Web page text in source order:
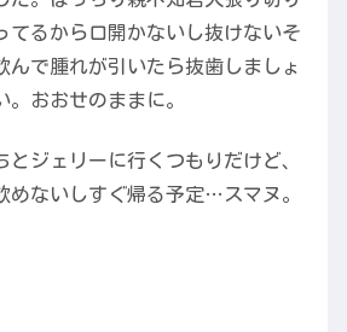
てるから口開かないし抜けないそ
んで腫れが引いたら抜歯しましょ
。おおせのままに。
とジェリーに行くつもりだけど、
めないしすぐ帰る予定…スマヌ。